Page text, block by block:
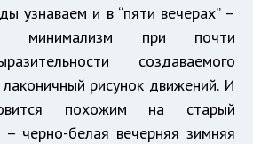
узнаваем и в “пяти вечерах” –
минимализм при почти
создаваемого
лаконичный рисунок движений. И
похожим на старый
черно-белая вечерняя зимняя